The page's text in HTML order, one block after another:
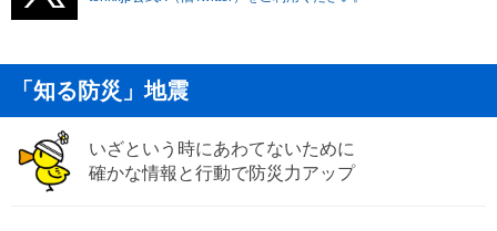
「知る防災」地震
いざという時にあわてないために
確かな情報と行動で防災力アップ